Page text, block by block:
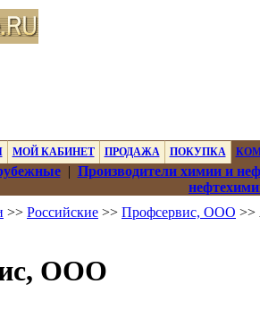
МОЙ КАБИНЕТ ПРОДАЖА ПОКУПКА
| Производители химии и
>> Российские >> Профсервис, ООО >>
ООО